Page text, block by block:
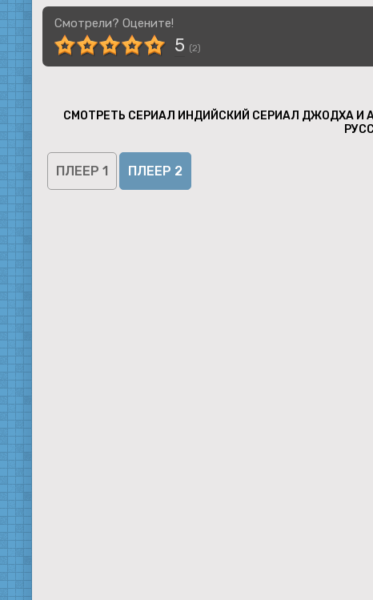
Смотрели? Оцените!
5 (2)
СМОТРЕТЬ СЕРИАЛ ИНДИЙСКИЙ СЕРИАЛ ДЖОДХА И
ПЛЕЕР 1 ПЛЕЕР 2